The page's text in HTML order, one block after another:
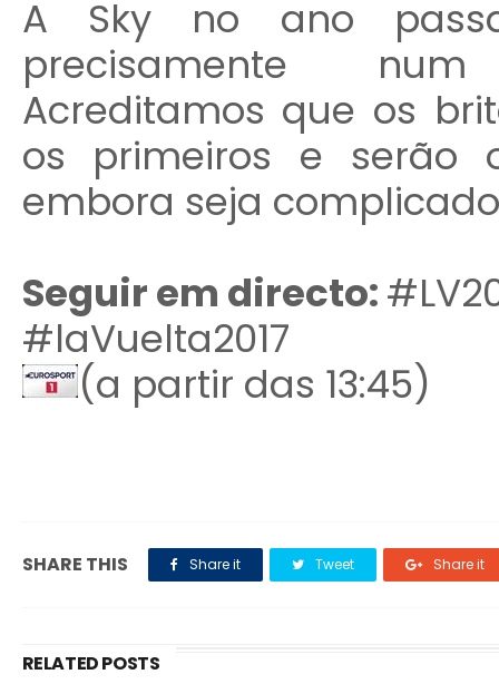
A Sky no ano
precisamente
Acreditamos que os
os primeiros e serão
embora seja
Seguir em directo:
#laVuelta2017
(a partir das 13:45)
SHARE THIS Share it Tweet Share it
RELATED POSTS